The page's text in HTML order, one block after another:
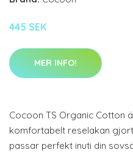
445 SEK
MER INFO!
Cocoon TS Organic Cotton
komfortabelt reselakan
passar perfekt inuti din